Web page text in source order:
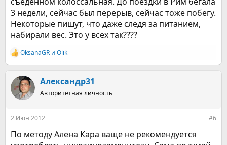
3 недели, сейчас был перерыв, сейчас тоже побегу.
Некоторые пишут, что даже следя за питанием,
набирали вес. Это у всех так????
Р
е
к
ц
и
OksanaGR и Olik
Александр31
Авторитетная личность
2 Июн 2012 #6
По методу Алена Кара ваще не рекомендуется